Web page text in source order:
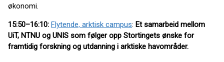
økonomi.
15:50–16:10: Flytende, arktisk campus: Et samarbeid mellom
UiT, NTNU og UNIS som følger opp Stortingets ønske for
framtidig forskning og utdanning i arktiske havområder.